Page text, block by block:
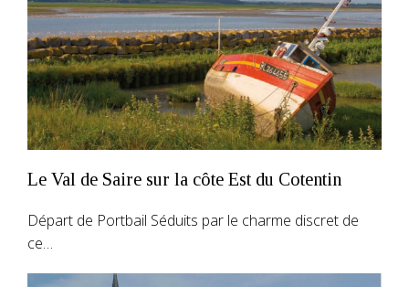
Le Val de Saire sur la côte Est du Cotentin
Départ de Portbail Séduits par le charme discret de
ce…